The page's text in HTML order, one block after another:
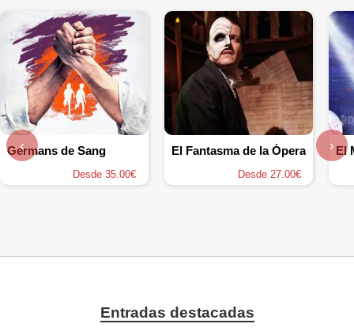
Germans de Sang
Desde 35.00€
El Fantasma de la Ópera
Desde 27.00€
‹ ›
Entradas destacadas